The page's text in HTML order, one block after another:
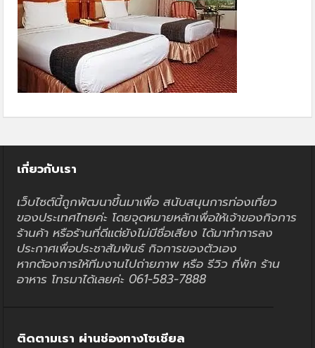
เกี่ยวกับเรา
เว็บไซต์นี้ถูกพัฒนาขึ้นมาเพื่อ สนับสนุนการท่องเที่ยว
ของประเทศไทยค่ะ โดยจุดหมายหลักเพื่อให้เจ้าของกิจการ
ร้านค้า หรือร้านที่ดีแต่ยังไม่มีชื่อเสียง ได้มาทำการลง
ประกาศเพื่อประชาสัมพันธ์ กิจการของตัวเอง
หากต้องการให้ทีมงานไปถ่ายภาพ หรือ รีวิว ที่พัก ร้าน
อาหาร โทรมาได้เลยค่ะ 061-583-7888
ติดตามเรา ผ่านช่องทางโซเชียล